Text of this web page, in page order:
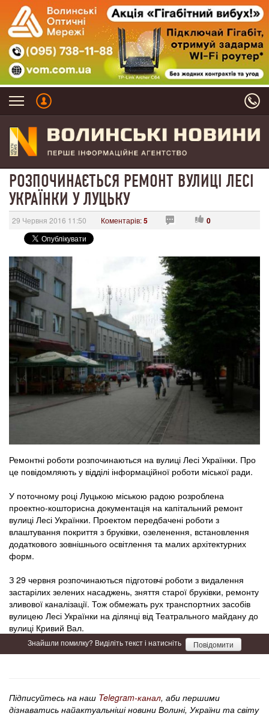
РОЗПОЧИНАЄТЬСЯ РЕМОНТ ВУЛИЦІ ЛЕСІ
УКРАЇНКИ У ЛУЦЬКУ
29 Червня 2016 11:50 Коментарів:5 0
Ремонтні роботи розпочинаються на вулиці Лесі Українки. Про
це повідомляють у відділі інформаційної роботи міської ради.
У поточному році Луцькою міською радою розроблена
проектно-кошторисна документація на капітальний ремонт
вулиці Лесі Українки. Проектом передбачені роботи з
влаштування покриття з бруківки, озеленення, встановлення
додаткового зовнішнього освітлення та малих архітектурних
форм.
З 29 червня розпочинаються підготовчі роботи з видалення
застарілих зелених насаджень, зняття старої бруківки, ремонту
зливової каналізації. Тож обмежать рух транспортних засобів
вулицею Лесі Українки на ділянці від Театрального майдану до
вулиці Кривий Вал.
Знайшли помилку? Виділіть текст і натисніть Повідомити
Підписуйтесь на наш Telegram-канал, аби першими
дізнаватись найактуальніші новини Волині, України та світу